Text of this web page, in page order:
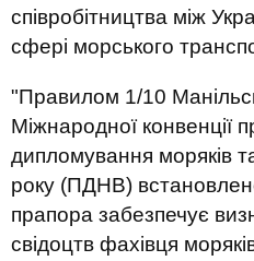
співробітництва між
сфері морського
"Правилом 1/10
Міжнародної конвенції
дипломування моряків
року (ПДНВ)
прапора забезпечує
свідоцтв фахівця